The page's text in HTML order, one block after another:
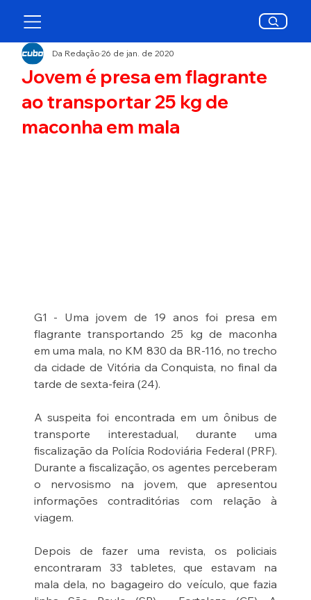
Jovem é presa em flagrante
ao transportar 25 kg de
maconha em mala
Da Redação26 de jan. de 2020
G1 - Uma jovem de 19 anos foi presa em
flagrante transportando 25 kg de maconha
em uma mala, no KM 830 da BR-116, no trecho
da cidade de Vitória da Conquista, no final da
tarde de sexta-feira (24).
A suspeita foi encontrada em um ônibus de
transporte interestadual, durante uma
fiscalização da Polícia Rodoviária Federal (PRF).
Durante a fiscalização, os agentes perceberam
o nervosismo na jovem, que apresentou
informações contraditórias com relação à
viagem.
Depois de fazer uma revista, os policiais
encontraram 33 tabletes, que estavam na
mala dela, no bagageiro do veículo, que fazia